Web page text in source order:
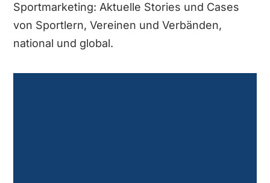
Sportmarketing: Aktuelle Stories und Cases
von Sportlern, Vereinen und Verbänden,
national und global.